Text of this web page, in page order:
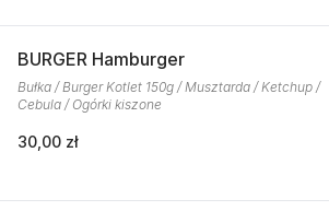
BURGER Hamburger
Bułka / Burger Kotlet 150g / Musztarda / Ketchup /
Cebula / Ogórki kiszone
30,00 zł